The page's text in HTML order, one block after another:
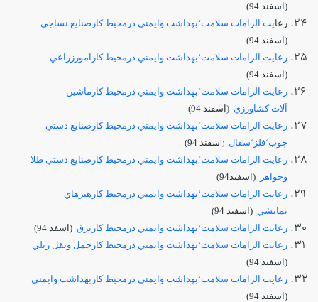
(اسفند 94)
رعايت الزامات سلامت‘بهداشت وايمني درمحيط كارصنايع نساجي
(اسفند 94)
رعايت الزامات سلامت‘بهداشت وايمني درمحيط كارامورزراعي
(اسفند 94)
رعايت الزامات سلامت‘بهداشت وايمني درمحيط كارماشين
آلات كشاورزي (اسفند 94)
رعايت الزامات سلامت‘بهداشت وايمني درمحيط كارصنايع دستي
چوب‘فلز‘سفال
(اسفند 94)
رعايت الزامات سلامت‘بهداشت وايمني درمحيط كارصنايع دستي طلا
وجواهر
(اسفند94)
رعايت الزامات سلامت‘بهداشت وايمني درمحيط كارهنرهاي
نمايشي (اسفند 94)
رعايت الزامات سلامت‘بهداشت وايمني درمحيط كاربرق (اسفد 94)
رعايت الزامات سلامت‘بهداشت وايمني درمحيط كارحمل ونقل ريلي
(اسفند 94)
رعايت الزامات سلامت‘بهداشت وايمني درمحيط كاربهداشت وايمني
(اسفند 94)